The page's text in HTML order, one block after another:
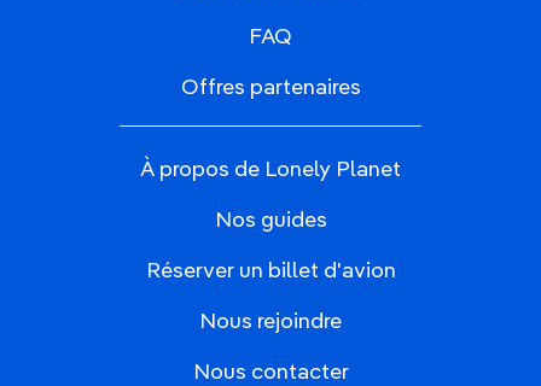
FAQ
Offres partenaires
À propos de Lonely Planet
Nos guides
Réserver un billet d'avion
Nous rejoindre
Nous contacter